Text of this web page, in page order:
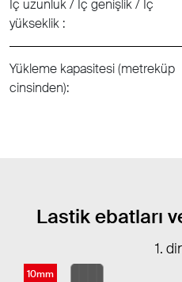
İç uzunluk / İç genişlik / İç
yükseklik :
Yükleme kapasitesi (metreküp
cinsinden):
Lastik ebatları
1.
10mm